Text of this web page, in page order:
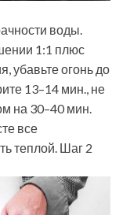
воды.
1:1 плюс
убавьте огонь до
13–14 мин., не
на 30–40 мин.
все
теплой. Шаг 2